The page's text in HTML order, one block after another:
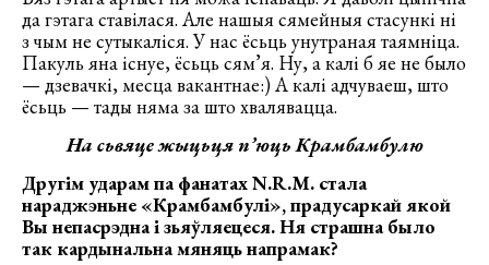
да гэтага ставілася. Але нашыя сямейныя стасункі ні
з чым не сутыкаліся. У нас ёсьць унутраная таямніца.
Пакуль яна існуе, ёсьць сям’я. Ну, а калі б яе не было
— дзевачкі, месца вакантнае:) А калі адчуваеш, што
ёсьць — тады няма за што хвалявацца.
На сьвяце жыцьця п’юць Крамбамбулю
Другім ударам па фанатах N.R.M. стала
нараджэньне «Крамбамбулі», прадусаркай якой
Вы непасрэдна і зьяўляецеся. Ня страшна было
так кардынальна мяняць напрамак?